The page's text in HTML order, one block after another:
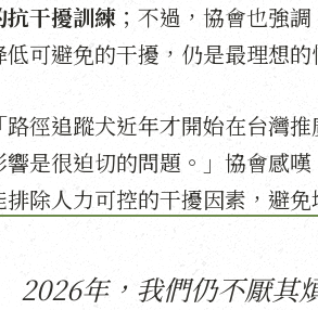
抗干擾訓練 ；不過，協會也強
低可避免的干擾，仍是最理想的
「路徑追蹤犬近年才開始在台灣
響是很迫切的問題。」協會感
排除人力可控的干擾因素，避
2026年，我們仍不厭其